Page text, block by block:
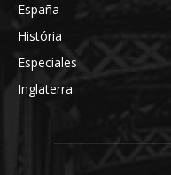
España
História
Especiales
Inglaterra